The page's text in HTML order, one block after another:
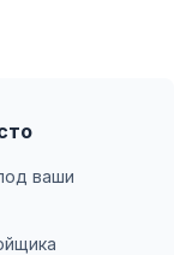
ваши